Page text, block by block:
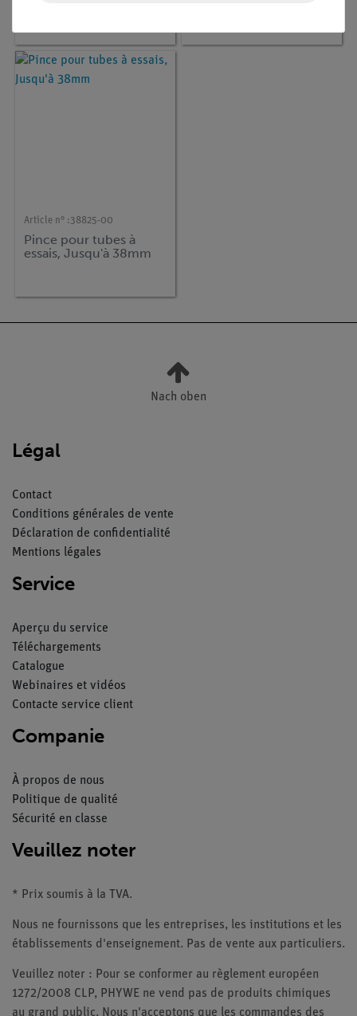
Article n° :38825-00
Pince pour tubes à
essais, Jusqu'à 38mm
Nach oben
Légal
Contact
Conditions générales de vente
Déclaration de confidentialité
Mentions légales
Service
Aperçu du service
Téléchargements
Catalogue
Webinaires et vidéos
Contacte service client
Companie
À propos de nous
Politique de qualité
Sécurité en classe
Veuillez noter
* Prix soumis à la TVA.
Nous ne fournissons que les entreprises, les institutions et les
établissements d'enseignement. Pas de vente aux particuliers.
Veuillez noter : Pour se conformer au règlement européen
1272/2008 CLP, PHYWE ne vend pas de produits chimiques
au grand public. Nous n'acceptons que les commandes des